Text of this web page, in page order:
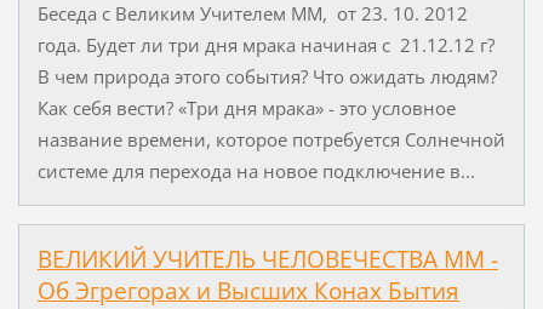
Беседа с Великим Учителем ММ, от 23. 10. 2012
года. Будет ли три дня мрака начиная с 21.12.12 г?
В чем природа этого события? Что ожидать людям?
Как себя вести? «Три дня мрака» - это условное
название времени, которое потребуется Солнечной
системе для перехода на новое подключение в...
ВЕЛИКИЙ УЧИТЕЛЬ ЧЕЛОВЕЧЕСТВА ММ -
Об Эгрегорах и Высших Конах Бытия